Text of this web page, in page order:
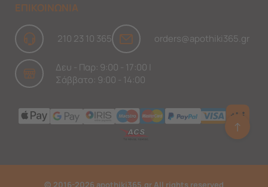
ΕΠΙΚΟΙΝΩΝΙΑ
210 23 10 365 orders@apothiki365.gr
Δευ - Παρ: 9:00 - 17:00 |
Σάββατο: 9:00 - 14:00
↑
© 2016-2026 apothiki365.gr All rights reserved